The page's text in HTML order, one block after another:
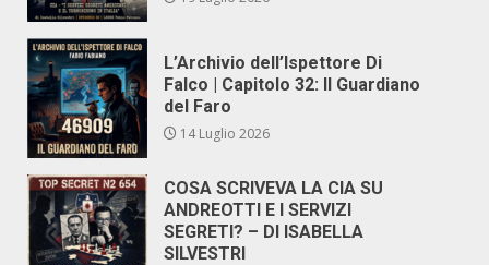
L’Archivio dell’Ispettore Di
Falco | Capitolo 32: Il Guardiano
del Faro
14 Luglio 2026
COSA SCRIVEVA LA CIA SU
ANDREOTTI E I SERVIZI
SEGRETI? – DI ISABELLA
SILVESTRI